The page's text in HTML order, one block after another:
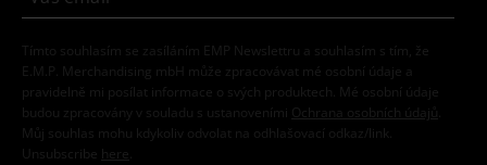
Tímto souhlasím se zasíláním EMP Newslettru a souhlasím s tím, že
E.M.P. Merchandising mbH může zpracovávat mé osobní údaje a
pravidelně mi posílat informace o svých produktech. Mé osobní údaje
budou zpracovány v souladu s ustanoveními
Ochrana osobních údajů
Můj souhlas mohu kdykoliv odvolat na odhlašovací odkaz/link.
Unsubscribe here